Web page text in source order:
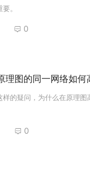
要。
0
理图的同一网络如何
样的疑问 ， 为什么在原理图
0